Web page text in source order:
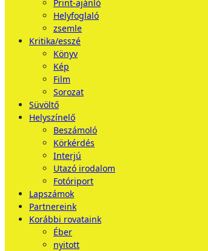
Print-ajánló
Helyfoglaló
zsemle
Kritika/esszé
Könyv
Kép
Film
Sorozat
Süvöltő
Helyszínelő
Beszámoló
Körkérdés
Interjú
Utazó irodalom
Fotóriport
Lapszámok
Partnereink
Korábbi rovataink
Éber
nyitott